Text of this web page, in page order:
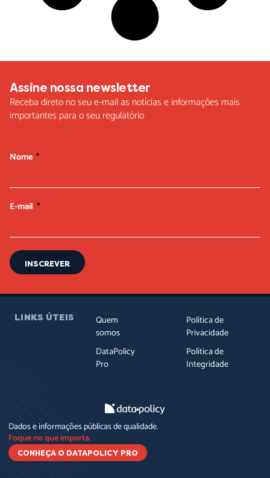
Assine nossa newsletter
Receba direto no seu e-mail as notícias e informações mais
importantes para o seu regulatório
Nome
E-mail
INSCREVER
LINKS ÚTEIS
Quem
somos
DataPolicy
Pro
Política de
Privacidade
Política de
Integridade
Dados e informações públicas de qualidade.
Foque no que importa.
CONHEÇA O DATAPOLICY PRO